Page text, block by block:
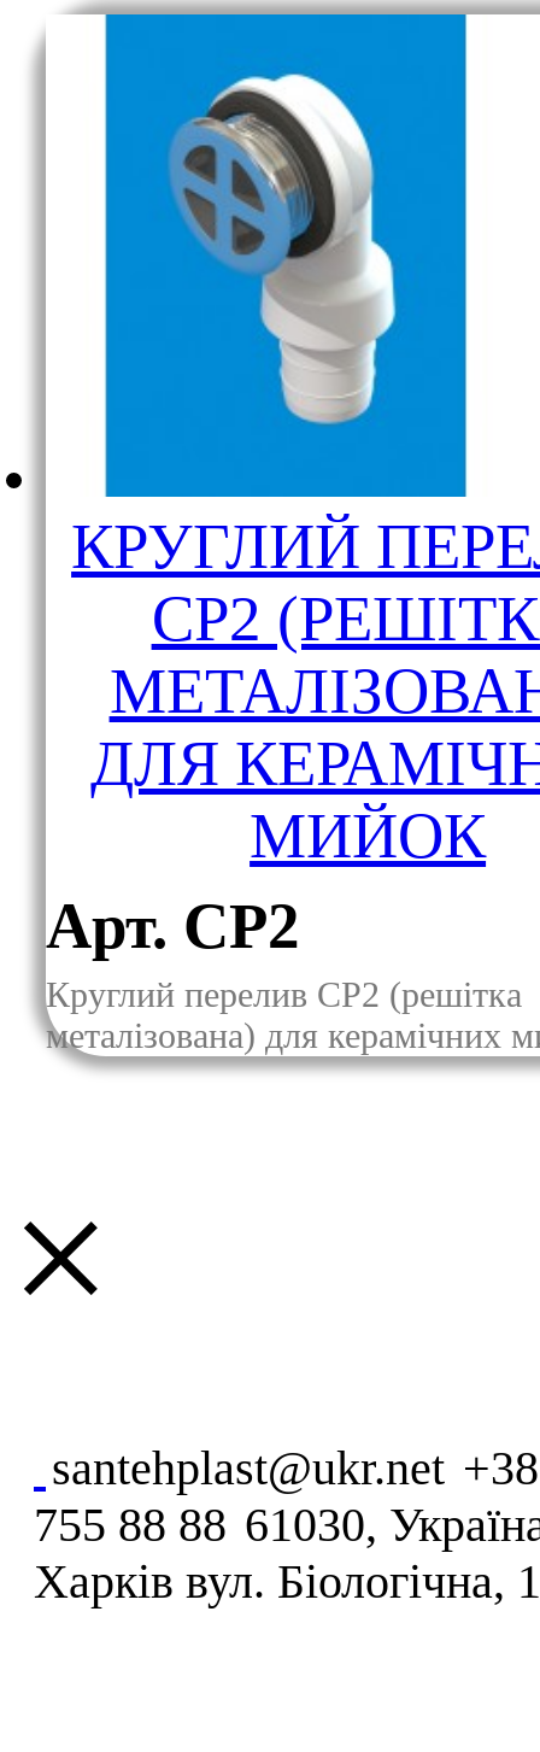
КРУГЛИЙ
CP2
ДЛЯ
МИЙОК
Арт. CP2
Круглий перелив CP2 (решітка
металізована) для керамічних
×
santehplast@ukr.net
755 88 88 61030,
Харків вул. Біологічна,